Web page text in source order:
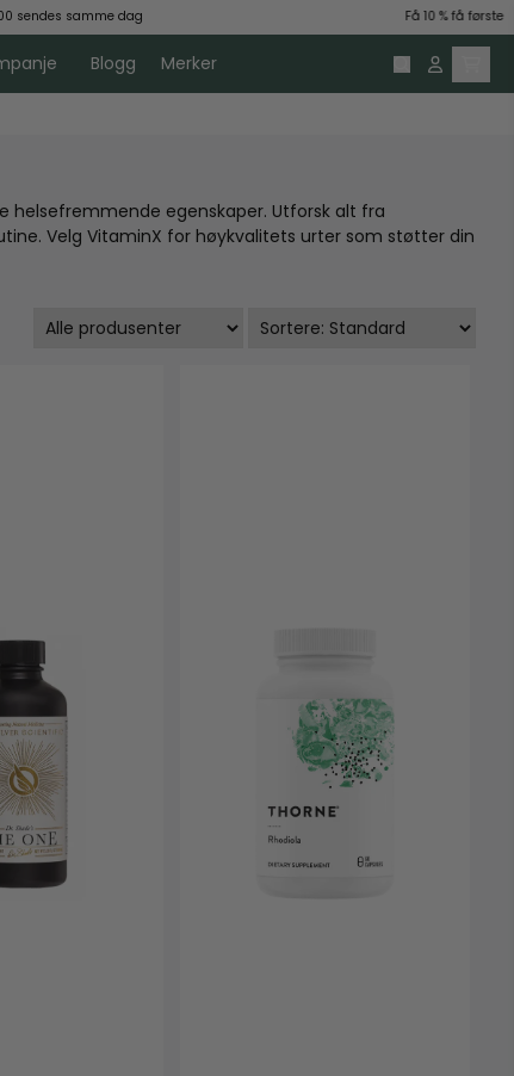
samme dag Få 10 % få første kjøp
Blogg Merker
helsefremmende egenskaper. Utforsk alt fra
Velg VitaminX for høykvalitets urter som støtter din